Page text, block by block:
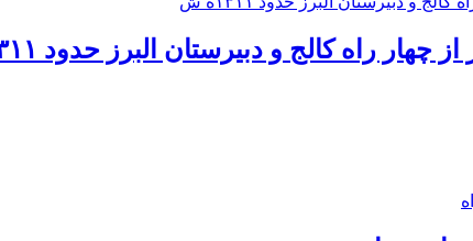
راه كالج و دبيرستان البرز حدود ۱۳۱۱ه ش